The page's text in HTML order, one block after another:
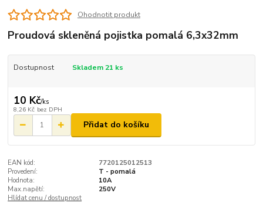
Ohodnotit produkt
Proudová skleněná pojistka pomalá 6,3x32mm
Dostupnost Skladem 21 ks
10 Kč/ks
8,26 Kč bez DPH
Přidat do košíku
EAN kód:
7720125012513
Provedení:
T - pomalá
Hodnota:
10A
Max.napětí:
250V
Hlídat cenu / dostupnost